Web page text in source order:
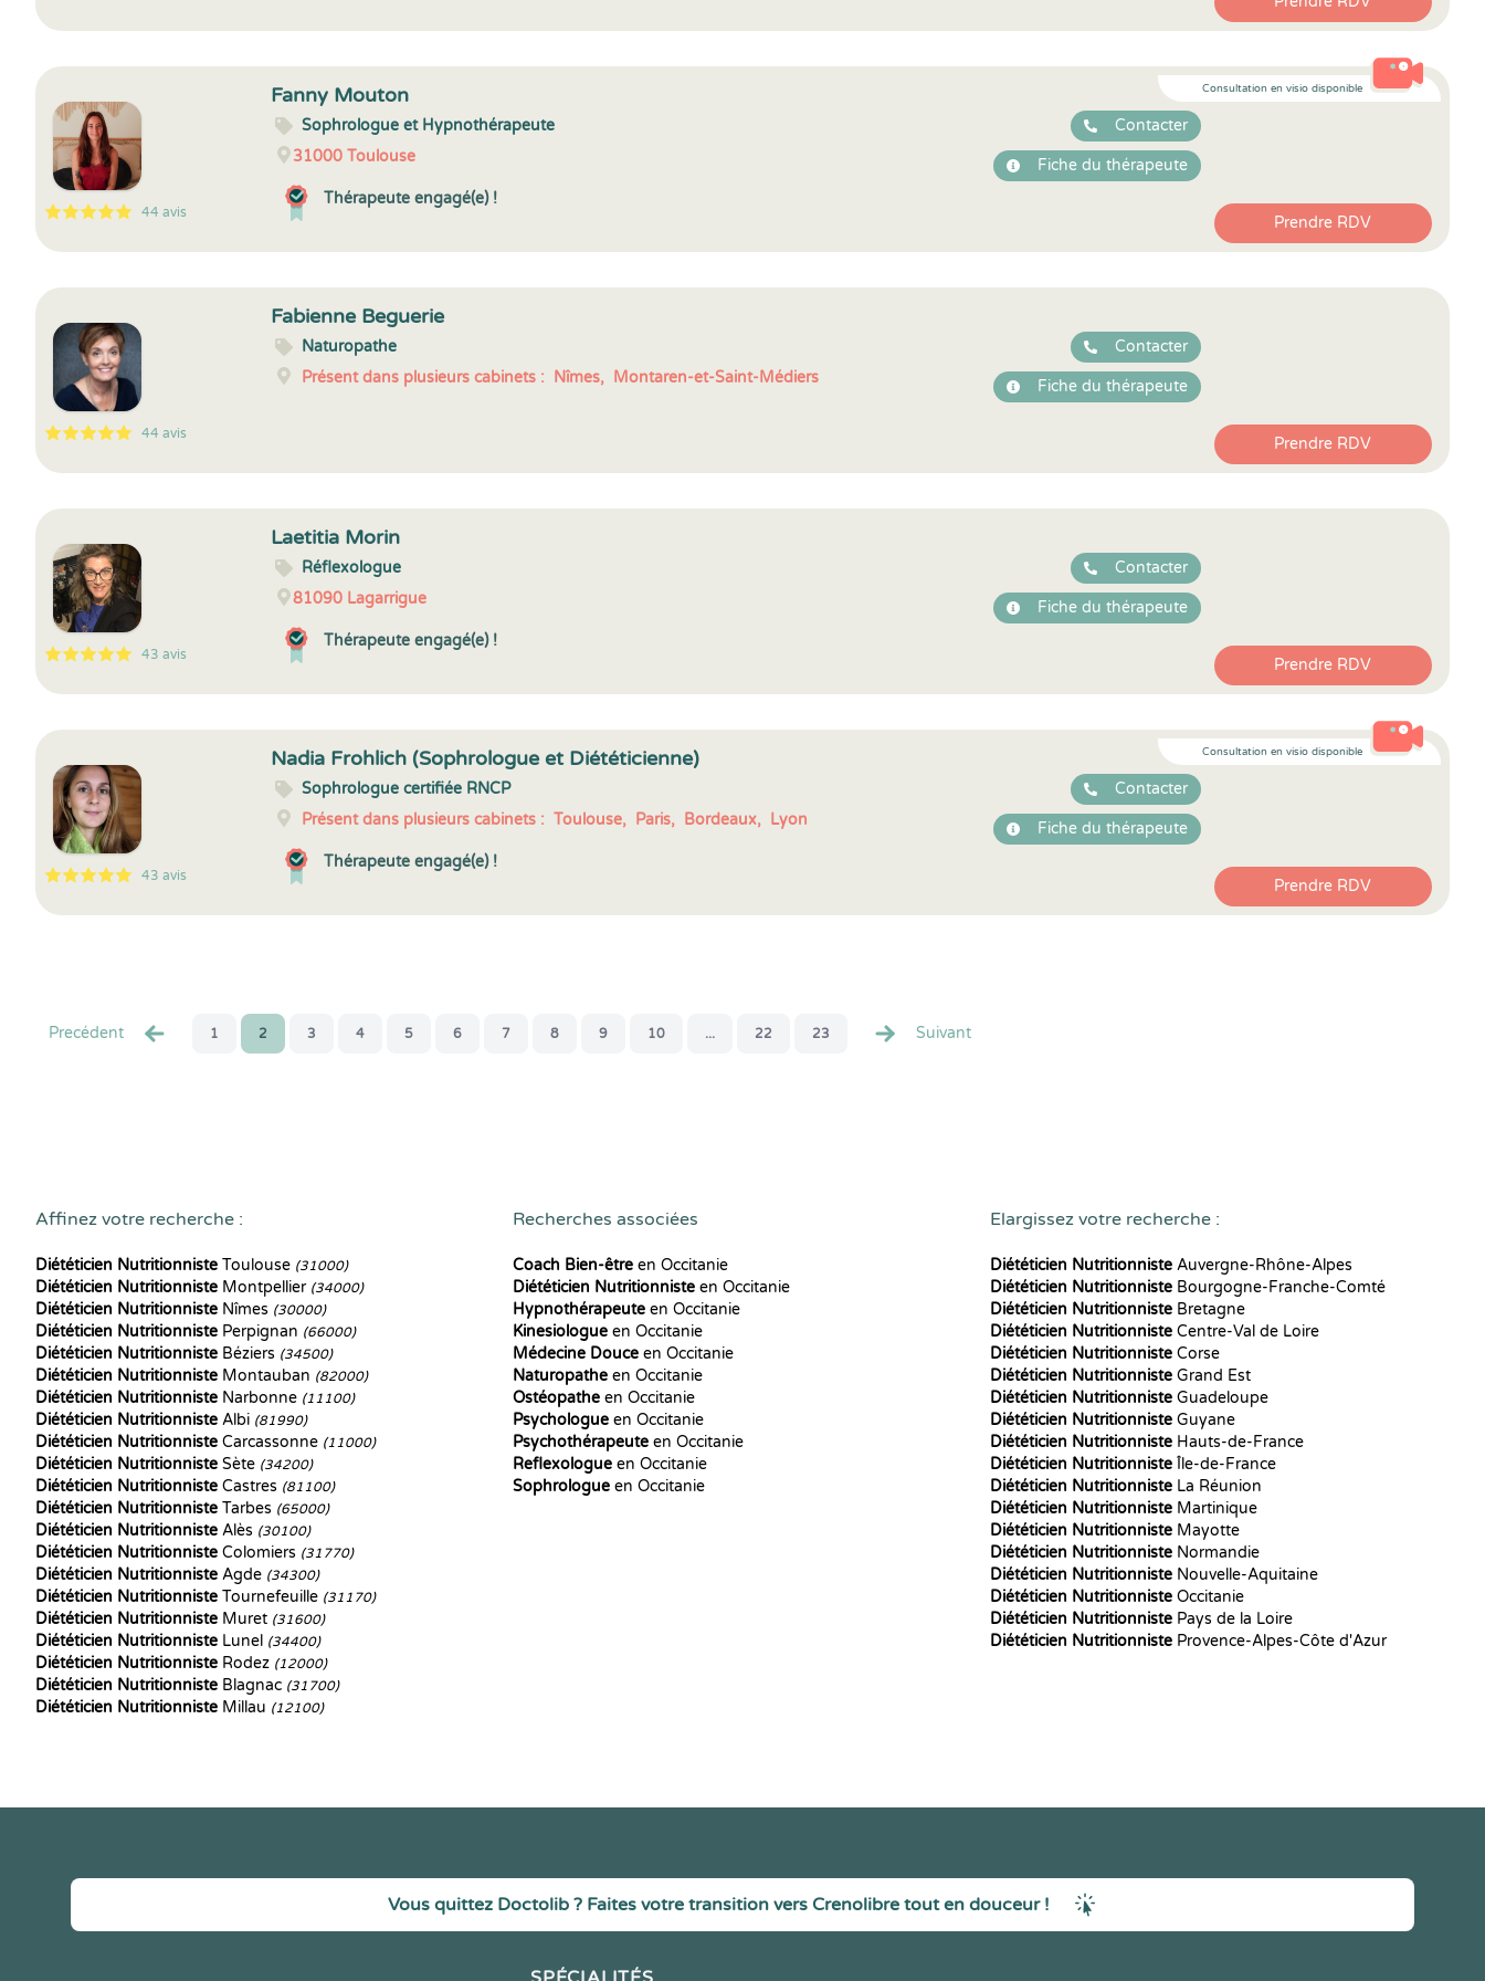
Consultation en visio disponible
5
1
5
44 44 avis
Fanny Mouton
Sophrologue et Hypnothérapeute
31000Toulouse
Thérapeute engagé(e) !
Contacter
Fiche du thérapeute
Prendre RDV
5
1
5
44 44 avis
Fabienne Beguerie
Naturopathe
Présent dans plusieurs cabinets : Nîmes, Montaren-et-Saint-Médiers
Contacter
Fiche du thérapeute
Prendre RDV
5
1
5
43 43 avis
Laetitia Morin
Réflexologue
81090 Lagarrigue
Thérapeute engagé(e) !
Contacter
Fiche du thérapeute
Prendre RDV
Consultation en visio disponible
5
1
5
43 43 avis
Nadia Frohlich (Sophrologue et Diététicienne)
Sophrologue certifiée RNCP
Présent dans plusieurs cabinets : Toulouse, Paris, Bordeaux, Lyon
Thérapeute engagé(e) !
Contacter
Fiche du thérapeute
Prendre RDV
Precédent 1 2 3 4 5 6 7 8 9 10 ... 22 23 Suivant
Affinez votre recherche :
Diététicien Nutritionniste Toulouse (31000)
Diététicien Nutritionniste Montpellier (34000)
Diététicien Nutritionniste Nîmes (30000)
Diététicien Nutritionniste Perpignan (66000)
Diététicien Nutritionniste Béziers (34500)
Diététicien Nutritionniste Montauban (82000)
Diététicien Nutritionniste Narbonne (11100)
Diététicien Nutritionniste Albi (81990)
Diététicien Nutritionniste Carcassonne (11000)
Diététicien Nutritionniste Sète (34200)
Diététicien Nutritionniste Castres (81100)
Diététicien Nutritionniste Tarbes (65000)
Diététicien Nutritionniste Alès (30100)
Diététicien Nutritionniste Colomiers (31770)
Diététicien Nutritionniste Agde (34300)
Diététicien Nutritionniste Tournefeuille (31170)
Diététicien Nutritionniste Muret (31600)
Diététicien Nutritionniste Lunel (34400)
Diététicien Nutritionniste Rodez (12000)
Diététicien Nutritionniste Blagnac (31700)
Diététicien Nutritionniste Millau (12100)
Recherches associées
Coach Bien-être en Occitanie
Diététicien Nutritionniste en Occitanie
Hypnothérapeute en Occitanie
Kinesiologue en Occitanie
Médecine Douce en Occitanie
Naturopathe en Occitanie
Ostéopathe en Occitanie
Psychologue en Occitanie
Psychothérapeute en Occitanie
Reflexologue en Occitanie
Sophrologue en Occitanie
Elargissez votre recherche :
Diététicien Nutritionniste Auvergne-Rhône-Alpes
Diététicien Nutritionniste Bourgogne-Franche-Comté
Diététicien Nutritionniste Bretagne
Diététicien Nutritionniste Centre-Val de Loire
Diététicien Nutritionniste Corse
Diététicien Nutritionniste Grand Est
Diététicien Nutritionniste Guadeloupe
Diététicien Nutritionniste Guyane
Diététicien Nutritionniste Hauts-de-France
Diététicien Nutritionniste Île-de-France
Diététicien Nutritionniste La Réunion
Diététicien Nutritionniste Martinique
Diététicien Nutritionniste Mayotte
Diététicien Nutritionniste Normandie
Diététicien Nutritionniste Nouvelle-Aquitaine
Diététicien Nutritionniste Occitanie
Diététicien Nutritionniste Pays de la Loire
Diététicien Nutritionniste Provence-Alpes-Côte d'Azur
Vous quittez Doctolib ? Faites votre transition vers Crenolibre tout en douceur !